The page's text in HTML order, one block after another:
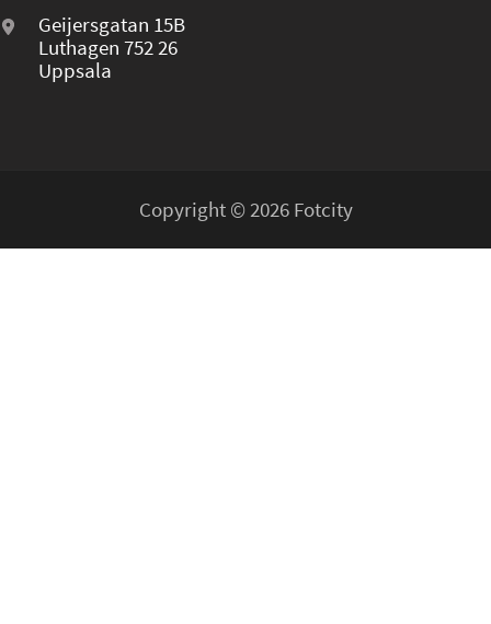
Geijersgatan 15B
Luthagen 752 26
Uppsala
Copyright © 2026 Fotcity